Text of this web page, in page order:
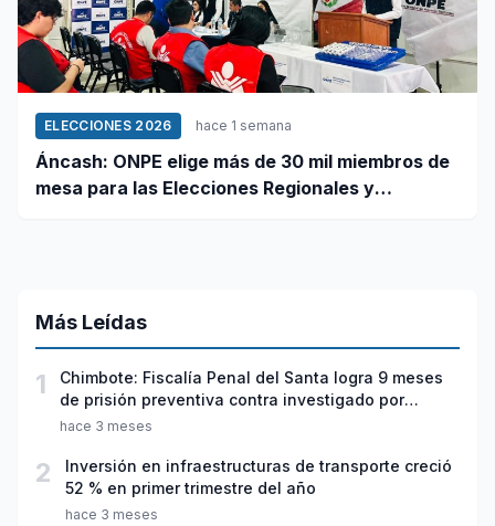
ELECCIONES 2026 hace 1 semana
Áncash: ONPE elige más de 30 mil miembros de
mesa para las Elecciones Regionales y
Más Leídas
1
Chimbote: Fiscalía Penal del Santa logra 9 meses
de prisión preventiva contra investigado por
violación sexual y tentativa de feminicidio
hace 3 meses
2
Inversión en infraestructuras de transporte creció
52 % en primer trimestre del año
hace 3 meses